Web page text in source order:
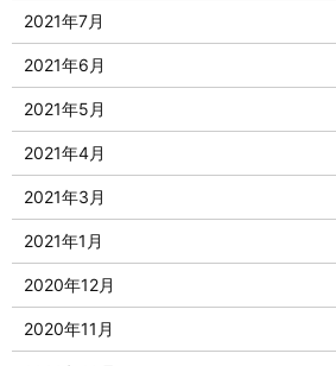
2021年7月
2021年6月
2021年5月
2021年4月
2021年3月
2021年1月
2020年12月
2020年11月